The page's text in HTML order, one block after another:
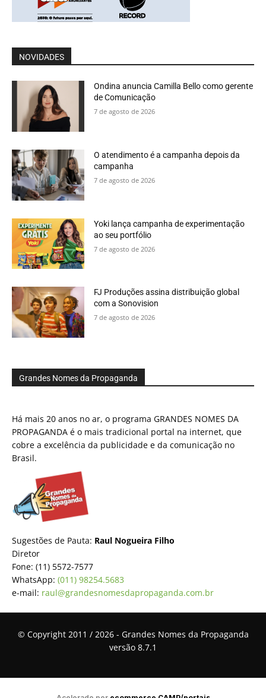
NOVIDADES
Ondina anuncia Camilla Bello como gerente
de Comunicação
7 de agosto de 2026
O atendimento é a campanha depois da
campanha
7 de agosto de 2026
Yoki lança campanha de experimentação
ao seu portfólio
7 de agosto de 2026
FJ Produções assina distribuição global
com a Sonovision
7 de agosto de 2026
Grandes Nomes da Propaganda
Há mais 20 anos no ar, o programa GRANDES NOMES DA
PROPAGANDA é o mais tradicional portal na internet, que
cobre a excelência da publicidade e da comunicação no
Brasil.
Sugestões de Pauta: Raul Nogueira Filho
Diretor
Fone: (11) 5572-7577
WhatsApp: (011) 98254.5683
e-mail: raul@grandesnomesdapropaganda.com.br
© Copyright 2011 / 2026 - Grandes Nomes da Propaganda
versão 8.7.1